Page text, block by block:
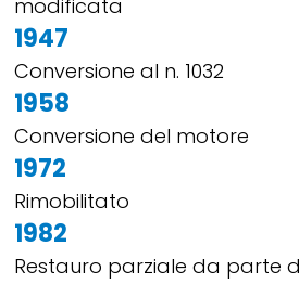
modificata
1947
Conversione al n. 1032
1958
Conversione del motore
1972
Rimobilitato
1982
Restauro parziale da parte di